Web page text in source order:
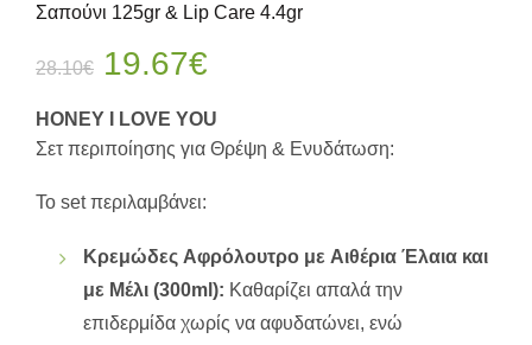
Σαπούνι 125gr & Lip Care 4.4gr
28.10€ Original
price
was:
28.10€.
19.67€
τρέχουσα
τιμή
19.67€.
HONEY I LOVE YOU
Σετ περιποίησης για Θρέψη & Ενυδάτωση:
To set περιλαμβάνει:
Κρεμώδες Aφρόλουτρο με Aιθέρια Έλαια και
με Μέλι (300ml): Καθαρίζει απαλά την
επιδερμίδα χωρίς να αφυδατώνει, ενώ